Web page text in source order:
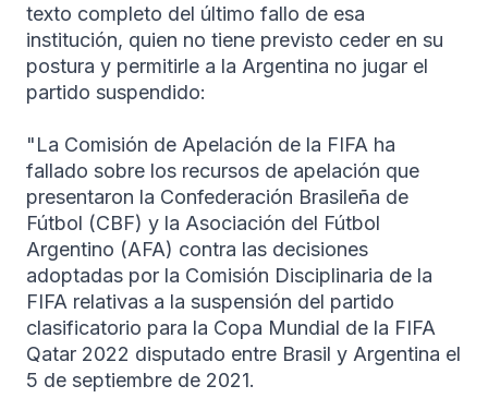
texto completo del último fallo de esa
institución, quien no tiene previsto ceder en su
postura y permitirle a la Argentina no jugar el
partido suspendido:
"La Comisión de Apelación de la FIFA ha
fallado sobre los recursos de apelación que
presentaron la Confederación Brasileña de
Fútbol (CBF) y la Asociación del Fútbol
Argentino (AFA) contra las decisiones
adoptadas por la Comisión Disciplinaria de la
FIFA relativas a la suspensión del partido
clasificatorio para la Copa Mundial de la FIFA
Qatar 2022 disputado entre Brasil y Argentina el
5 de septiembre de 2021.